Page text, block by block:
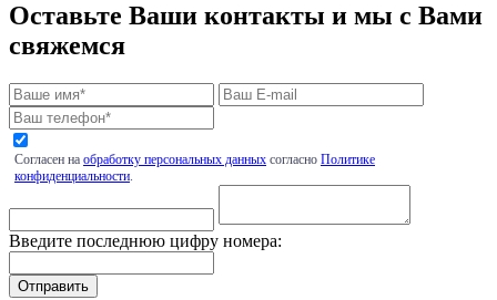
Оставьте Ваши контакты и мы с Вами
свяжемся
Согласен на обработку персональных данных согласно Политике
конфиденциальности.
Введите последнюю цифру номера: